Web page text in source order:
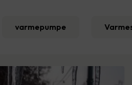
varmepumpe